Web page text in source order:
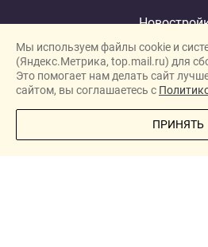
Ипотека
Полезная
ПОЗВОНИТЕ
Мы используем файлы cookie и
(Яндекс.Метрика, top.mail.ru) для
Это помогает нам делать сайт
сайтом, вы соглашаетесь с
ПРИНЯТЬ